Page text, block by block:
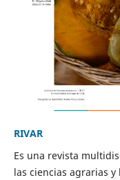
RIVAR
Es una revista
las ciencias agrarias